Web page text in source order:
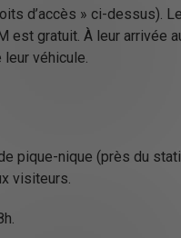
d’accès » ci-dessus).
est gratuit. À leur
véhicule.
pique-nique (près du
visiteurs.